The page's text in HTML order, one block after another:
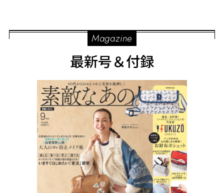
Magazine
最新号＆付録